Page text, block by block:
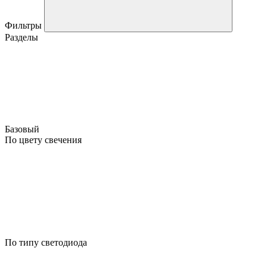
Фильтры
Разделы
Базовый
По цвету свечения
По типу светодиода